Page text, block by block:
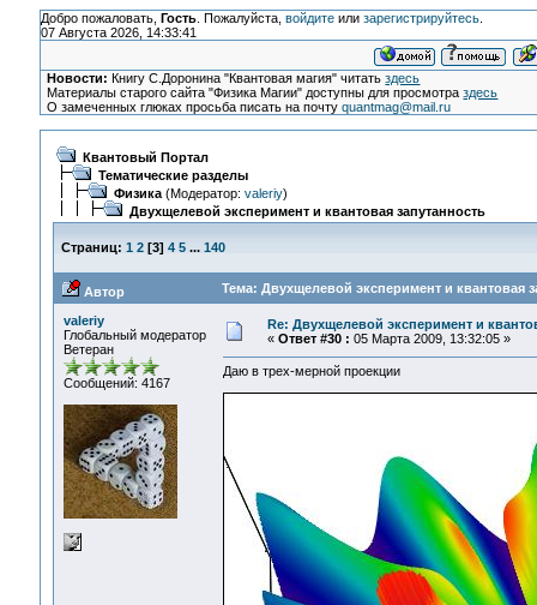
Добро пожаловать, Гость. Пожалуйста, войдитеили зарегистрируйтесь.
07 Августа 2026, 14:33:41
Новости: Книгу С.Доронина "Квантовая магия" читатьздесь
Материалы старого сайта "Физика Магии" доступны для просмотраздесь
О замеченных глюках просьба писать на почтуquantmag@mail.ru
Квантовый Портал
Тематические разделы
Физика(Модератор: valeriy)
Двухщелевой эксперимент и квантовая запутанность
Страниц: 1 2[3] 4 5 ... 140
Автор Тема: Двухщелевой эксперимент и квантовая
valeriy
Глобальный модератор
Ветеран
Сообщений: 4167
Re: Двухщелевой эксперимент и
« Ответ #30 : 05 Марта 2009, 13:32:05 »
Даю в трех-мерной проекции